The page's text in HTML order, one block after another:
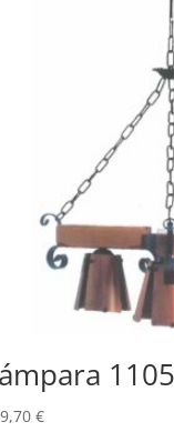
€